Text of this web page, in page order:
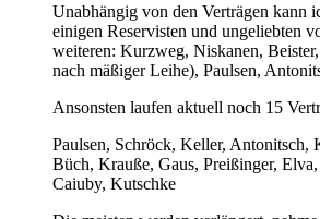
Unabhängig von den Verträgen kann
einigen Reservisten und ungeliebten
weiteren: Kurzweg, Niskanen,
nach mäßiger Leihe), Paulsen,
Ansonsten laufen aktuell noch 15
Paulsen, Schröck, Keller, Antonitsch,
Büch, Krauße, Gaus, Preißinger, Elva,
Caiuby, Kutschke